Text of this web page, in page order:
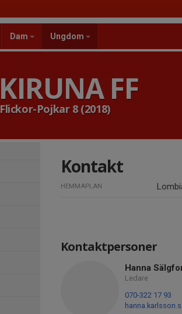
Dam Ungdom
KIRUNA FF
Flickor-Pojkar 8 (2018)
Kontakt
HEMMAPLAN
Kontaktpersoner
Hanna
Ledare
070-322 17 93